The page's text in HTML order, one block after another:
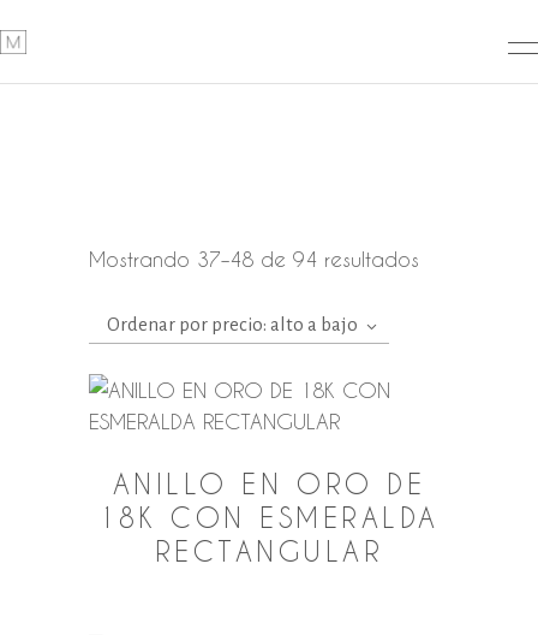
Mostrando 37–48 de 94 resultados
Ordenar por precio: alto a bajo
ANILLO EN ORO DE
18K CON ESMERALDA
RECTANGULAR